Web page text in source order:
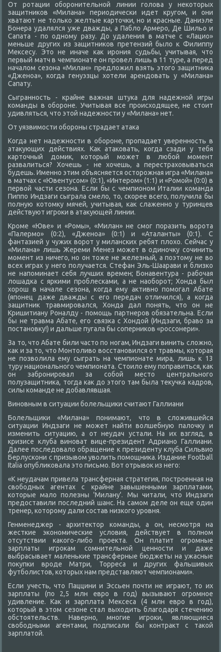
От ротации оборонительной линии голова у некоторых
защитников «Милана» периодически идет кругом, и они
хватают не только желтые карточки, но и красные. Даниэле
Бонера удалялся уже дважды, а Пабло Армеро, Де Шильо и
Сапата - по одному разу. До удаления в матче с «Лацио»
меньше других из защитников претензий было к Филиппу
Мексесу. Это не иначе как ирония судьбы, учитывая, что
первый матч в чемпионате он провел лишь в 11 туре, а перед
началом сезона «Милан» предложил взять этого защитника
«Дженоа», когда генуэзцы хотели арендовать у «Милана»
Сапату.
Сыгранность - крайне важная штука для надежной игры
команды в обороне. Учитывая все происходящее, не стоит
удивляться, что этой надежности у «Милана» нет.
От уязвимости обороны страдает атака
Когда нет надежности в обороне, пропадает уверенность в
атакующих действиях. Как атаковать, когда сзади у тебя
карточный домик, который может в любой момент
развалиться? Хочешь - не хочешь, а перестраховываться
будешь. Именно этим объясняется осторожная игра «Милана»
в матчах с «Ювентусом» (0:1), «Интером» (1:1) и «Ромой» (0:0) в
первой части сезона. Если бы с чемпионом Италии команда
Пиппо Индзаги сыграла смело, то, скорее всего, получила бы
полную котомку мячей, учитывая, как слаженно у туринцев
действуют игроки в атакующей линии.
Кроме «Юве» и «Ромы», «Милан» не смог поразить ворота
«Палермо» (0:2), «Дженоа» (0:1) и «Аталанты» (0:1). С
фантазией у чужих ворот у миланских ребят плохо. Сейчас у
«Милана» лишь Жереми Менез может в одиночку сочинить
момент из ничего, но он тоже не железный, а поэтому не во
всех играх у него получается. Стефан Эль-Шаарави и близко
не напоминает себя лучших времен; Бонавентура - рабочая
лошадка с яркими проблесками, а не наоборот; Хонда был
хорош в начале сезона, когда ему активно помогал Абате
(японец даже дважды с его передач отличился), а когда
защитник травмировался, Хонда дал понять, что он не
Кришитиану Роналду - помощь партнеров обязательна. Если
бы не травма Абате, его связка с Хондой (Индзаги, браво за
постановку!) и дальше пугала бы соперников «россонери».
За то, что Абате били часто по ногам, Индзаги винить сложно,
как и за то, что Монтоливо восстановился от травмы, которая
не позволила ему сыграть на чемпионате мира, лишь к 13
туру национального чемпионата. Стоило ему поправиться, как
он забронировал за собой место центрального
полузащитника, тогда как до этого там была текучка кадров,
силы команде не добавлявшая.
Виновным в ситуации болельщики считают Галлиани
Болельщики «Милана» понимают, что в сложившейся
ситуации Индзаги не может найти волшебную палочку и
изменить ситуацию, а от неудач устали. На их взгляд, в
кризисе клуба виноват вице-президент Адриано Галлиани.
Далее последовало обращение к президенту клуба Сильвио
Берлускони с призывом уволить помощника. Издание Football
Italia опубликовала это письмо. Вот отрывок из него:
«К неудачам привела трансферная стратегия, построенная на
свободных агентах с крайне завышенными зарплатами,
которые мало полезны 'Милану'. Мы читали, что Индзаги
предоставили последний шанс. На самом деле он еще один
тренер, которому дали состав низкого уровня.
Генменеджер - архитектор команды, а он, несмотря на
жесткие экономические условия, действует в полном
отсутствии какого-либо проекта. Он платит огромные
зарплаты игрокам сомнительной ценности и даже
выбрасывает маленькие трансферные бюджеты на ужасные
покупки вроде Матри, Торреса и других фальшивых
футболистов, которых нам представляют чемпионами».
Если учесть, что Паццини и Эссьен почти не играют, то их
зарплаты (по 2,5 млн евро в год) вызывают огромное
удивление. Как и зарплата Мексеса (4 млн евро в год),
который в этом сезоне стал выходить благодаря стечению
обстоятельств. Наверно, многие игроки, являющиеся
свободными агентами, подписали бы контракт с такой
зарплатой.